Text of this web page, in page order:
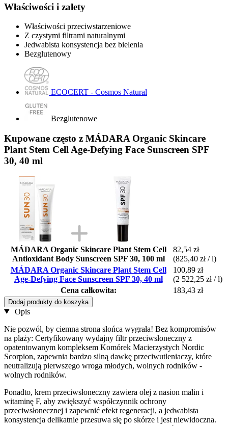
Właściwości i zalety
Właściwości przeciwstarzeniowe
Z czystymi filtrami naturalnymi
Jedwabista konsystencja bez bielenia
Bezglutenowy
ECOCERT - Cosmos Natural
Bezglutenowe
Kupowane często z MÁDARA Organic Skincare
Plant Stem Cell Age-Defying Face Sunscreen SPF
30, 40 ml
MÁDARA Organic Skincare Plant Stem Cell
Antioxidant Body Sunscreen SPF 30, 100 ml
82,54 zł
(825,40 zł / l)
MÁDARA Organic Skincare Plant Stem Cell
Age-Defying Face Sunscreen SPF 30, 40 ml
100,89 zł
(2 522,25 zł / l)
Cena całkowita:
183,43 zł
Dodaj produkty do koszyka
Opis
Nie pozwól, by ciemna strona słońca wygrała! Bez kompromisów
na plaży: Certyfikowany wydajny filtr przeciwsłoneczny z
opatentowanym kompleksem Komórek Macierzystych Nordic
Scorpion, zapewnia bardzo silną dawkę przeciwutleniaczy, które
neutralizują pierwszego wroga młodych, wolnych rodników -
wolnych rodników.
Ponadto, krem ​​przeciwsłoneczny zawiera olej z nasion malin i
witaminę F, aby zwiększyć współczynnik ochrony
przeciwsłonecznej i zapewnić efekt regeneracji, a jedwabista
konsystencja delikatnie przesuwa się po skórze i jest niewidoczna.